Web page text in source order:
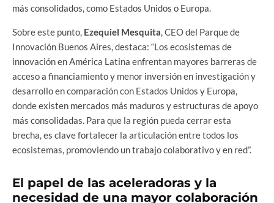
más consolidados, como Estados Unidos o Europa.
Sobre este punto, Ezequiel Mesquita, CEO del Parque de
Innovación Buenos Aires, destaca: “Los ecosistemas de
innovación en América Latina enfrentan mayores barreras de
acceso a financiamiento y menor inversión en investigación y
desarrollo en comparación con Estados Unidos y Europa,
donde existen mercados más maduros y estructuras de apoyo
más consolidadas. Para que la región pueda cerrar esta
brecha, es clave fortalecer la articulación entre todos los
ecosistemas, promoviendo un trabajo colaborativo y en red”.
El papel de las aceleradoras y la
necesidad de una mayor colaboración